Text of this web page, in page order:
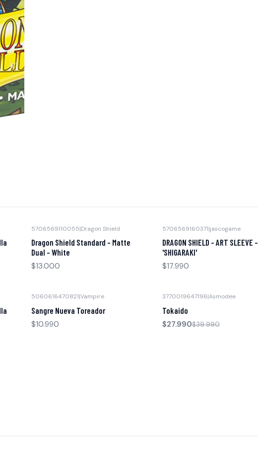
5706569110055|Dragon Shield
Dragon Shield Standard - Matte
Dual - White
$13.000
5706569160371|jascogame
DRAGON SHIELD - ART SLEEVE -
'SHIGARAKI'
$17.990
5060616470821|Vampire
Sangre Nueva Toreador
$10.990
3770019647196|Asmodee
Tokaido
$27.990$39.990